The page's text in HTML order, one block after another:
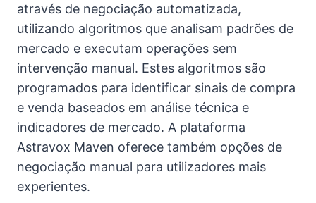
através de negociação automatizada,
utilizando algoritmos que analisam padrões de
mercado e executam operações sem
intervenção manual. Estes algoritmos são
programados para identificar sinais de compra
e venda baseados em análise técnica e
indicadores de mercado. A plataforma
Astravox Maven oferece também opções de
negociação manual para utilizadores mais
experientes.